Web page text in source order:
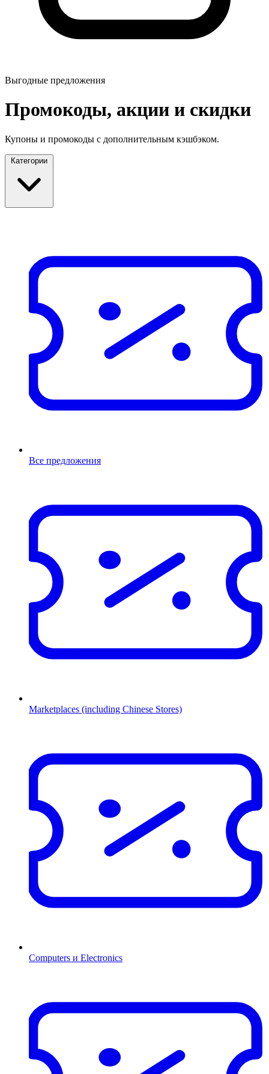
Выгодные предложения
Промокоды, акции и скидки
Купоны и промокоды с дополнительным кэшбэком.
Категории
Все предложения
Marketplaces (including Chinese Stores)
Computers и Electronics